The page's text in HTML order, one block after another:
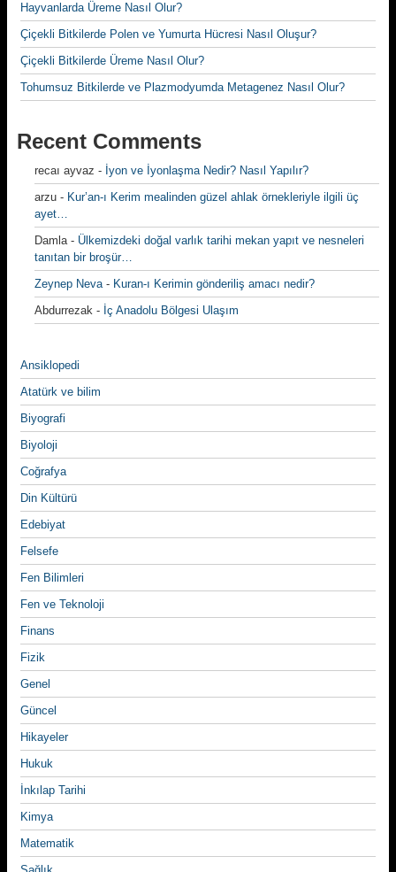
Hayvanlarda Üreme Nasıl Olur?
Çiçekli Bitkilerde Polen ve Yumurta Hücresi Nasıl Oluşur?
Çiçekli Bitkilerde Üreme Nasıl Olur?
Tohumsuz Bitkilerde ve Plazmodyumda Metagenez Nasıl Olur?
Recent Comments
recaı ayvaz - İyon ve İyonlaşma Nedir? Nasıl Yapılır?
arzu - Kur’an-ı Kerim mealinden güzel ahlak örnekleriyle ilgili üç
ayet…
Damla- Ülkemizdeki doğal varlık tarihi mekan yapıt ve nesneleri
tanıtan bir broşür…
Zeynep Neva- Kuran-ı Kerimin gönderiliş amacı nedir?
Abdurrezak - İç Anadolu Bölgesi Ulaşım
Ansiklopedi
Atatürk ve bilim
Biyografi
Biyoloji
Coğrafya
Din Kültürü
Edebiyat
Felsefe
Fen Bilimleri
Fen ve Teknoloji
Finans
Fizik
Genel
Güncel
Hikayeler
Hukuk
İnkılap Tarihi
Kimya
Matematik